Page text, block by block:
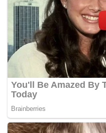
“Dia dihantar ke Hospital
Hospital Taiping. Tidak
keputusan
awal pagi semalam.
“Dia masih meracau
tangan kanan, patah